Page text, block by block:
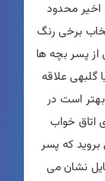
اخیر محدود
برخی رنگ
از پسر بچه ها
گلبهی علاقه
است در
اتاق خواب
که پسر
نشان می